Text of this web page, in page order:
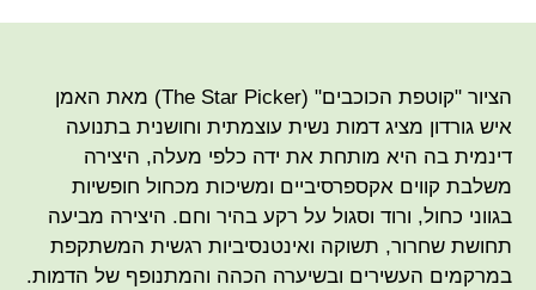
הציור "קוטפת הכוכבים" (The Star Picker) מאת האמן
איש גורדון מציג דמות נשית עוצמתית וחושנית בתנועה
דינמית בה היא מותחת את ידה כלפי מעלה, היצירה
משלבת קווים אקספרסיביים ומשיכות מכחול חופשיות
בגווני כחול, ורוד וסגול על רקע בהיר וחם. היצירה מביעה
תחושת שחרור, תשוקה ואינטנסיביות רגשית המשתקפת
במרקמים העשירים ובשיערה הכהה והמתנופף של הדמות.